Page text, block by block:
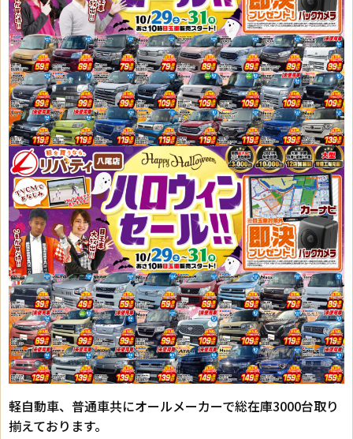
軽自動車、普通車共にオールメーカーで総在庫3000台取り
揃えております。